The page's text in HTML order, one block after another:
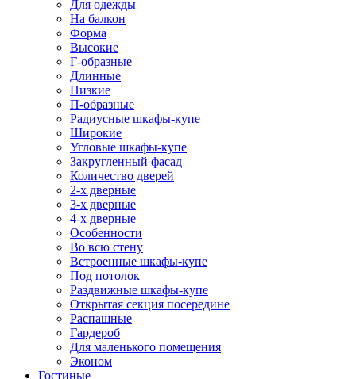
Для одежды
На балкон
Форма
Высокие
Г-образные
Длинные
Низкие
П-образные
Радиусные шкафы-купе
Широкие
Угловые шкафы-купе
Закругленный фасад
Количество дверей
2-х дверные
3-х дверные
4-х дверные
Особенности
Во всю стену
Встроенные шкафы-купе
Под потолок
Раздвижные шкафы-купе
Открытая секция посередине
Распашные
Гардероб
Для маленького помещения
Эконом
Гостиные